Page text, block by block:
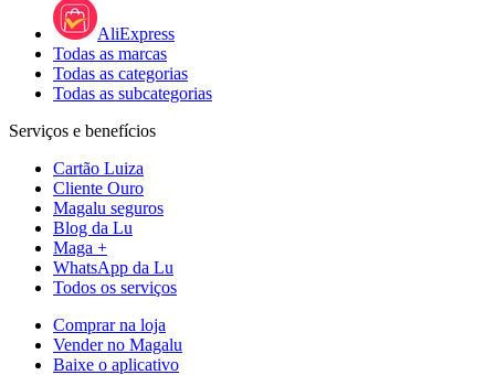
AliExpress
Todas as marcas
Todas as categorias
Todas as subcategorias
Serviços e benefícios
Cartão Luiza
Cliente Ouro
Magalu seguros
Blog da Lu
Maga +
WhatsApp da Lu
Todos os serviços
Comprar na loja
Vender no Magalu
Baixe o aplicativo